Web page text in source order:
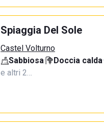
Spiaggia Del Sole
Castel Volturno
Sabbiosa· Doccia calda·
e altri 2…